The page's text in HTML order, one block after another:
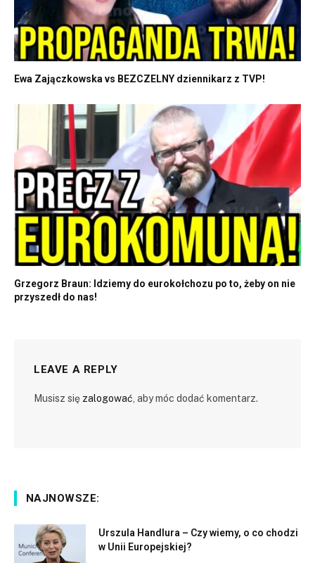
Ewa Zajączkowska vs BEZCZELNY dziennikarz z TVP!
Grzegorz Braun: Idziemy do eurokołchozu po to, żeby on nie
przyszedł do nas!
LEAVE A REPLY
Musisz się zalogować , aby móc dodać komentarz.
NAJNOWSZE:
Urszula Handlura – Czy wiemy, o co chodzi
w Unii Europejskiej?